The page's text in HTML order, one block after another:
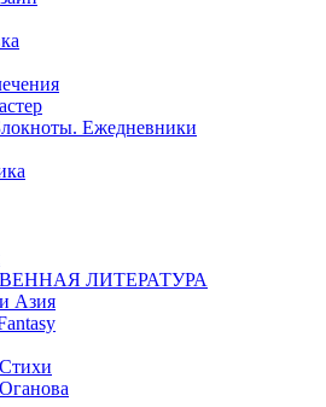
Ежедневники
ЛИТЕРАТУРА
Азия